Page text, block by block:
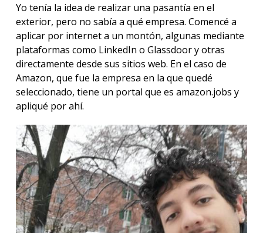
Yo tenía la idea de realizar una pasantía en el
exterior, pero no sabía a qué empresa. Comencé a
aplicar por internet a un montón, algunas mediante
plataformas como LinkedIn o Glassdoor y otras
directamente desde sus sitios web. En el caso de
Amazon, que fue la empresa en la que quedé
seleccionado, tiene un portal que es amazon.jobs y
apliqué por ahí.